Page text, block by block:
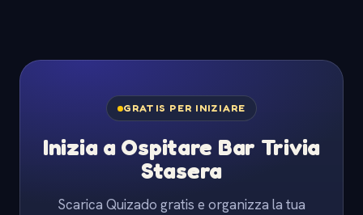
GRATIS PER INIZIARE
Inizia a Ospitare Bar Trivia
Stasera
Scarica Quizado gratis e organizza la tua